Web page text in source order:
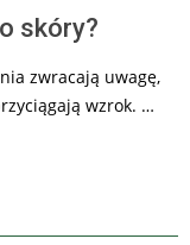
skóry?
zwracają uwagę,
wzrok. …